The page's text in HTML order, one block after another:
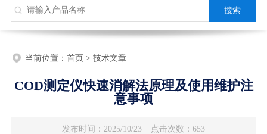
当前位置： 首页> 技术文章
COD测定仪快速消解法原理及使用维护注
意事项
发布时间：2025/10/23 点击次数：653